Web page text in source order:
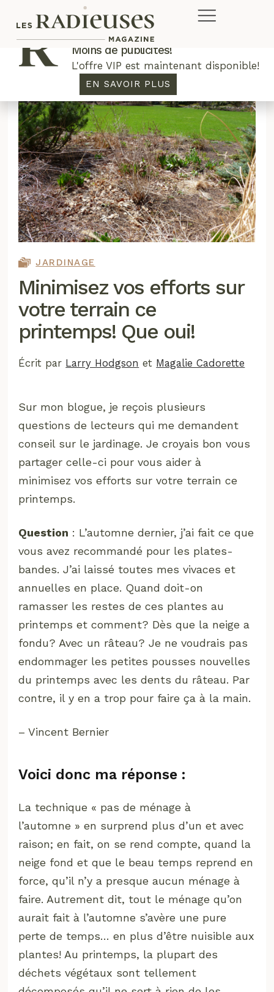
JARDINAGE
Minimisez vos efforts sur
votre terrain ce
printemps! Que oui!
Écrit par Larry Hodgson et Magalie Cadorette
Sur mon blogue, je reçois plusieurs
questions de lecteurs qui me demandent
conseil sur le jardinage. Je croyais bon vous
partager celle-ci pour vous aider à
minimisez vos efforts sur votre terrain ce
printemps.
Question : L’automne dernier, j’ai fait ce que
vous avez recommandé pour les plates-
bandes. J’ai laissé toutes mes vivaces et
annuelles en place. Quand doit-on
ramasser les restes de ces plantes au
printemps et comment? Dès que la neige a
fondu? Avec un râteau? Je ne voudrais pas
endommager les petites pousses nouvelles
du printemps avec les dents du râteau. Par
contre, il y en a trop pour faire ça à la main.
– Vincent Bernier
Voici donc ma réponse :
La technique « pas de ménage à
l’automne » en surprend plus d’un et avec
raison; en fait, on se rend compte, quand la
neige fond et que le beau temps reprend en
force, qu’il n’y a presque aucun ménage à
faire. Autrement dit, tout le ménage qu’on
aurait fait à l’automne s’avère une pure
perte de temps… en plus d’être nuisible aux
plantes! Au printemps, la plupart des
déchets végétaux sont tellement
Plus de concours. Plus de rabais.
Moins de publicités!
L'offre VIP est maintenant disponible!
EN SAVOIR PLUS